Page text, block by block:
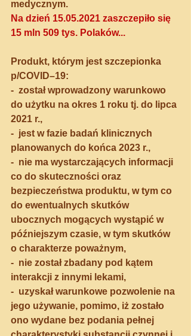
medycznym.
Na dzień 15.05.2021 zaszczepiło się
15 mln 509 tys. Polaków...
Produkt, którym jest szczepionka
p/COVID–19:
-  został wprowadzony warunkowo
do użytku na okres 1 roku tj. do lipca
2021 r.,
-  jest w fazie badań klinicznych
planowanych do końca 2023 r.,
-  nie ma wystarczających informacji
co do skuteczności oraz
bezpieczeństwa produktu, w tym co
do ewentualnych skutków
ubocznych mogących wystąpić w
późniejszym czasie, w tym skutków
o charakterze poważnym,
-  nie został zbadany pod kątem
interakcji z innymi lekami,
-  uzyskał warunkowe pozwolenie na
jego używanie, pomimo, iż zostało
ono wydane bez podania pełnej